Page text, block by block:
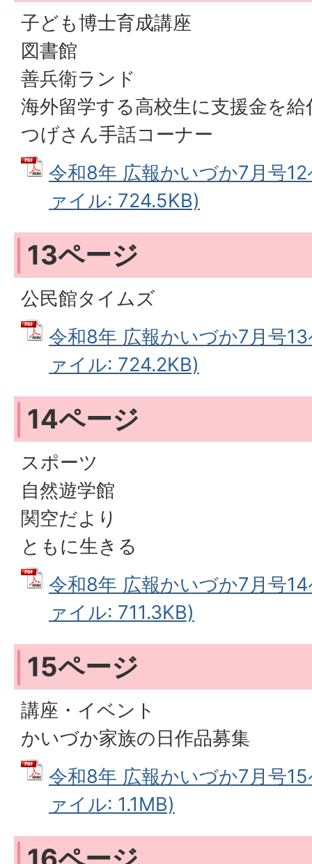
子ども博士育成講座
図書館
善兵衛ランド
海外留学する高校生に支援金を
つげさん手話コーナー
令和8年 広報かいづか7月号
ァイル: 724.5KB)
13ページ
公民館タイムズ
令和8年 広報かいづか7月号
ァイル: 724.2KB)
14ページ
スポーツ
自然遊学館
関空だより
ともに生きる
令和8年 広報かいづか7月号
ァイル: 711.3KB)
15ページ
講座・イベント
かいづか家族の日作品募集
令和8年 広報かいづか7月号
ァイル: 1.1MB)